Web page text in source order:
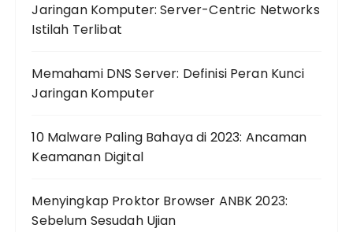
Jaringan Komputer: Server-Centric Networks
Istilah Terlibat
Memahami DNS Server: Definisi Peran Kunci
Jaringan Komputer
10 Malware Paling Bahaya di 2023: Ancaman
Keamanan Digital
Menyingkap Proktor Browser ANBK 2023:
Sebelum Sesudah Ujian